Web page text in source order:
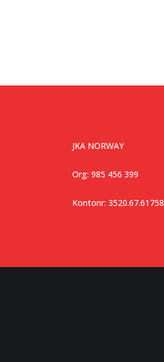
JKA NORWAY
Org: 985 456 399
Kontonr: 3520.67.61758